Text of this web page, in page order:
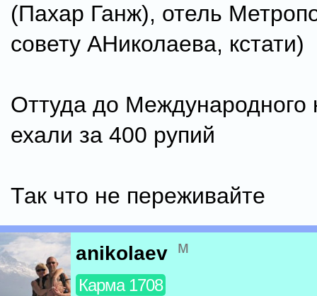
(Пахар Ганж), отель
совету АНиколаева, кстати)
Оттуда до Международного
ехали за 400 рупий
Так что не переживайте
anikolaev м
Карма 1708